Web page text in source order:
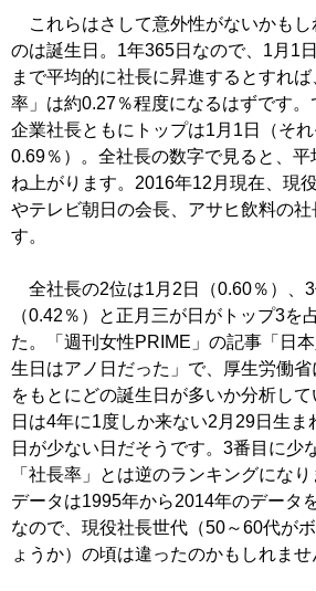
これらはさして意外性がないかもし
のは誕生日。1年365日なので、1月1
まで平均的に社長に昇進するとすれ
率」は約0.27％程度になるはずです
企業社長ともにトップは1月1日（それ
0.69％）。全社長の数字で見ると、
ね上がります。2016年12月現在、現
やテレビ朝日の会長、アサヒ飲料の
す。
全社長の2位は1月2日（0.60％）、3
（0.42％）と正月三が日がトップ3を
た。「週刊女性PRIME」の記事「日
生日はアノ日だった」で、厚生労働
をもとにどの誕生日が多いか分析し
日は4年に1度しか来ない2月29日生ま
日が少ない日だそうです。3番目に少
「社長率」とは逆のランキングにな
データは1995年から2014年のデータ
なので、現役社長世代（50～60代が
ょうか）の頃は違ったのかもしれませ